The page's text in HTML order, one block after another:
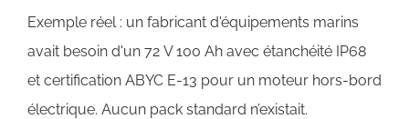
Exemple réel : un fabricant d'équipements marins
avait besoin d'un 72 V 100 Ah avec étanchéité IP68
et certification ABYC E-13 pour un moteur hors-bord
électrique. Aucun pack standard n’existait.